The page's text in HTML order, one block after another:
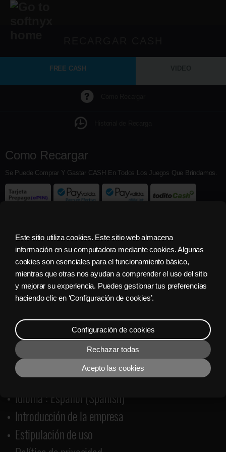
Este sitio utiliza cookies. Este sitio web almacena
información en su computadora mediante cookies. Algunas
cookies son esenciales para el funcionamiento básico,
mientras que otras nos ayudan a comprender el uso del sitio
y mejorar su experiencia. Puedes gestionar tus preferencias
haciendo clic en ‘Configuración de cookies’.
Configuración de cookies
Rechazar todas
Acepto las cookies
FREE CASH
Como Recargar
Se Puede Comprar Y Gastar CASH En Todos Los Juegos Que Brindamos.
Hora del servidor: 09. 08. 2026 08:04
Idioma : Español (Spanish)
Introducción de la empresa
Estipulación de uso